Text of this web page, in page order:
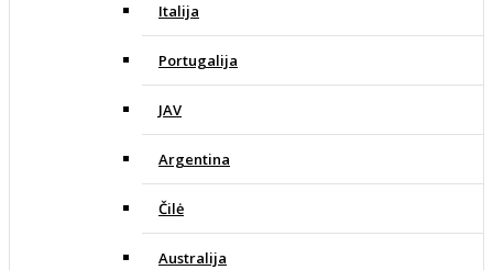
Italija
Portugalija
JAV
Argentina
Čilė
Australija